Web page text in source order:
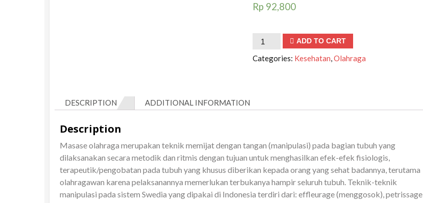
Rp 92,800
Masase
ADD TO CART
Categories: Kesehatan,Olahraga
DESCRIPTION ADDITIONAL INFORMATION
Description
Masase olahraga merupakan teknik memijat dengan tangan (manipulasi) pada bagian tubuh yang
dilaksanakan secara metodik dan ritmis dengan tujuan untuk menghasilkan efek-efek fisiologis,
terapeutik/pengobatan pada tubuh yang khusus diberikan kepada orang yang sehat badannya, terutama
olahragawan karena pelaksanannya memerlukan terbukanya hampir seluruh tubuh. Teknik-teknik
manipulasi pada sistem Swedia yang dipakai di Indonesia terdiri dari: effleurage (menggosok), petrissage